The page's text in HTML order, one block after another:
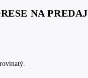
NA PREDAJ